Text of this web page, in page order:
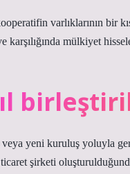
varlıklarının bir
karşılığında mülkiyet
veya yeni kuruluş yoluyla
şirketi